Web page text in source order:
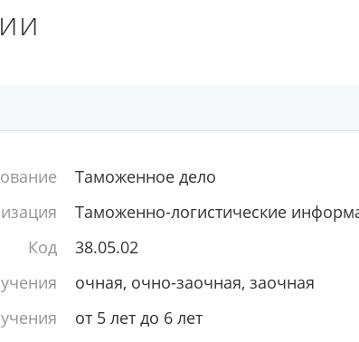
Таможенное дело
Таможенно-логистические
Код
38.05.02
очная, очно-заочная, заочная
от 5 лет до 6 лет